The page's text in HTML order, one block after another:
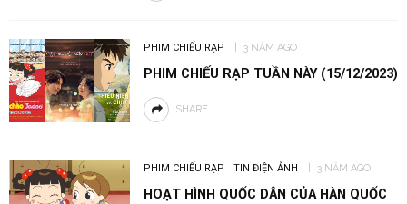
PHIM CHIẾU RẠP 3 NĂM AGO
PHIM CHIẾU RẠP TUẦN NÀY (15/12/2023)
SHARE
PHIM CHIẾU RẠP TIN ĐIỆN ẢNH 3 NĂM AGO
HOẠT HÌNH QUỐC DÂN CỦA HÀN QUỐC